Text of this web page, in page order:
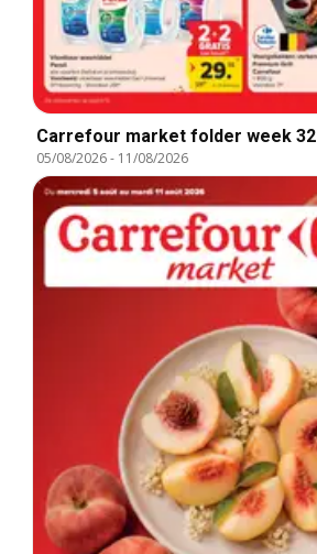
Carrefour market folder week 32
05/08/2026- 11/08/2026